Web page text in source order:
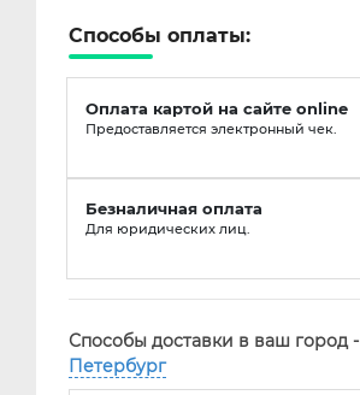
Способы оплаты:
Оплата картой на сайте online
Предоставляется электронный чек.
Безналичная оплата
Для юридических лиц.
Способы доставки в ваш город -
Петербург